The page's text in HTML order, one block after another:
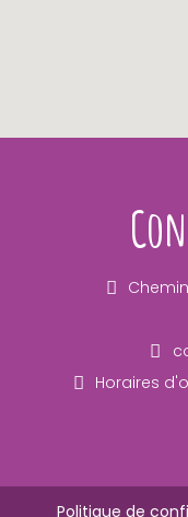
Horaires
Politique de